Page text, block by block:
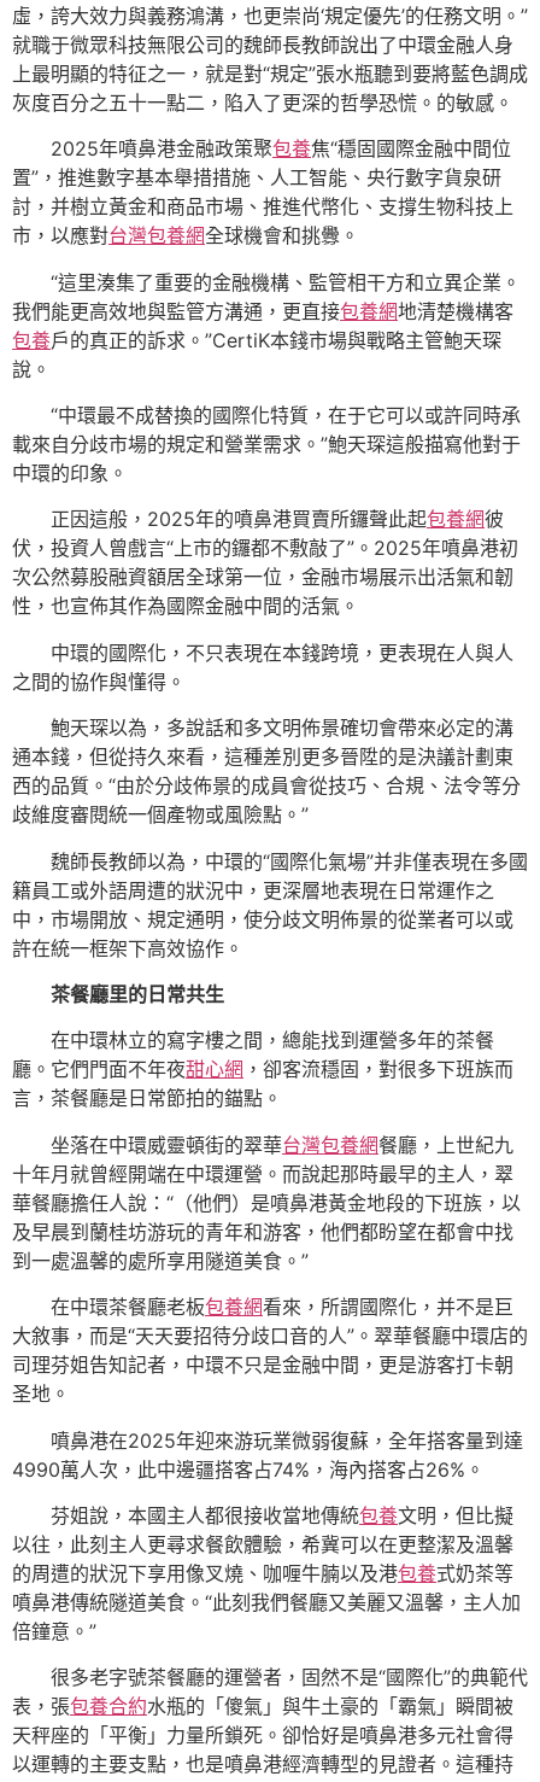
虛，誇大效力與義務鴻溝，也更崇尚‘規定優先’的任務文明。”
就職于微眾科技無限公司的魏師長教師說出了中環金融人身
上最明顯的特征之一，就是對“規定”張水瓶聽到要將藍色調成
灰度百分之五十一點二，陷入了更深的哲學恐慌。的敏感。
2025年噴鼻港金融政策聚包養焦“穩固國際金融中間位
置”，推進數字基本舉措措施、人工智能、央行數字貨泉研
討，并樹立黃金和商品市場、推進代幣化、支撐生物科技上
市，以應對台灣包養網全球機會和挑釁。
“這里湊集了重要的金融機構、監管相干方和立異企業。
我們能更高效地與監管方溝通，更直接包養網地清楚機構客
包養戶的真正的訴求。”CertiK本錢市場與戰略主管鮑天琛
說。
“中環最不成替換的國際化特質，在于它可以或許同時承
載來自分歧市場的規定和營業需求。”鮑天琛這般描寫他對于
中環的印象。
正因這般，2025年的噴鼻港買賣所鑼聲此起包養網彼
伏，投資人曾戲言“上市的鑼都不敷敲了”。2025年噴鼻港初
次公然募股融資額居全球第一位，金融市場展示出活氣和韌
性，也宣佈其作為國際金融中間的活氣。
中環的國際化，不只表現在本錢跨境，更表現在人與人
之間的協作與懂得。
鮑天琛以為，多說話和多文明佈景確切會帶來必定的溝
通本錢，但從持久來看，這種差別更多晉陞的是決議計劃東
西的品質。“由於分歧佈景的成員會從技巧、合規、法令等分
歧維度審閱統一個產物或風險點。”
魏師長教師以為，中環的“國際化氣場”并非僅表現在多國
籍員工或外語周遭的狀況中，更深層地表現在日常運作之
中，市場開放、規定通明，使分歧文明佈景的從業者可以或
許在統一框架下高效協作。
茶餐廳里的日常共生
在中環林立的寫字樓之間，總能找到運營多年的茶餐
廳。它們門面不年夜甜心網 ，卻客流穩固，對很多下班族而
言，茶餐廳是日常節拍的錨點。
坐落在中環威靈頓街的翠華台灣包養網餐廳，上世紀九
十年月就曾經開端在中環運營。而說起那時最早的主人，翠
華餐廳擔任人說：“（他們）是噴鼻港黃金地段的下班族，以
及早晨到蘭桂坊游玩的青年和游客，他們都盼望在都會中找
到一處溫馨的處所享用隧道美食。”
在中環茶餐廳老板包養網看來，所謂國際化，并不是巨
大敘事，而是“天天要招待分歧口音的人”。翠華餐廳中環店的
司理芬姐告知記者，中環不只是金融中間，更是游客打卡朝
圣地。
噴鼻港在2025年迎來游玩業微弱復蘇，全年搭客量到達
4990萬人次，此中邊疆搭客占74%，海內搭客占26%。
芬姐說，本國主人都很接收當地傳統包養文明，但比擬
以往，此刻主人更尋求餐飲體驗，希冀可以在更整潔及溫馨
的周遭的狀況下享用像叉燒、咖喱牛腩以及港包養式奶茶等
噴鼻港傳統隧道美食。“此刻我們餐廳又美麗又溫馨，主人加
倍鐘意。”
很多老字號茶餐廳的運營者，固然不是“國際化”的典範代
表，張包養合約水瓶的「傻氣」與牛土豪的「霸氣」瞬間被
天秤座的「平衡」力量所鎖死。卻恰好是噴鼻港多元社會得
以運轉的主要支點，也是噴鼻港經濟轉型的見證者。這種持